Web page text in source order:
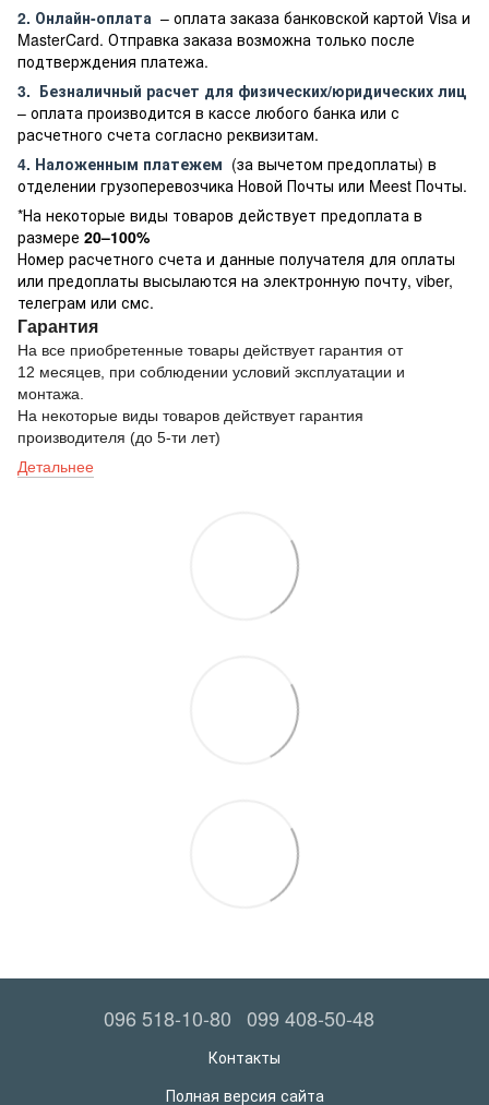
2. Онлайн-оплата – оплата заказа банковской картой Visa и
MasterCard. Отправка заказа возможна только после
подтверждения платежа.
3. Безналичный расчет для физических/юридических лиц
– оплата производится в кассе любого банка или с
расчетного счета согласно реквизитам.
4. Наложенным платежем (за вычетом предоплаты) в
отделении грузоперевозчика Новой Почты или Meest Почты.
*На некоторые виды товаров действует предоплата в
размере 20–100%
Номер расчетного счета и данные получателя для оплаты
или предоплаты высылаются на электронную почту, viber,
телеграм или смс.
Гарантия
На все приобретенные товары действует гарантия от
12 месяцев, при соблюдении условий эксплуатации и
монтажа.
На некоторые виды товаров действует гарантия
производителя (до 5-ти лет)
Детальнее
096 518-10-80 099 408-50-48
Контакты
Полная версия сайта